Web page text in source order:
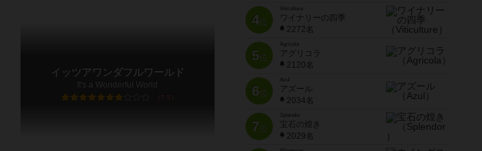
イッツアワンダフルワールド
It's a Wonderful World
7.5
4位
Viticulture
ワイナリーの四季
2272名
5位
Agricola
アグリコラ
2120名
6位
Azul
アズール
2034名
7位
宝石の煌き
2029名